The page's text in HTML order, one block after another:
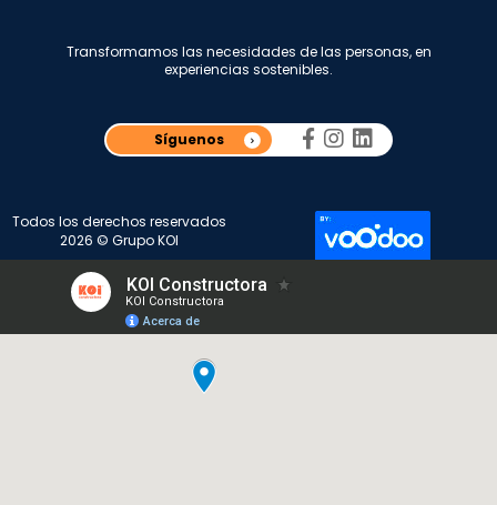
Transformamos las necesidades de las personas, en
experiencias sostenibles.
Síguenos
Todos los derechos reservados
2026 © Grupo KOI